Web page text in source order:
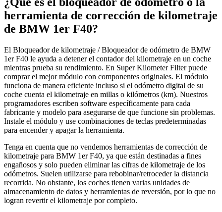
herramienta de corrección de kilometraje
de BMW 1er F40?
El Bloqueador de kilometraje / Bloqueador de odómetro de BMW
1er F40 le ayuda a detener el contador del kilometraje en un coche
mientras prueba su rendimiento. En Super Kilometer Filter puede
comprar el mejor módulo con componentes originales. El módulo
funciona de manera eficiente incluso si el odómetro digital de su
coche cuenta el kilometraje en millas o kilómetros (km). Nuestros
programadores escriben software específicamente para cada
fabricante y modelo para asegurarse de que funcione sin problemas.
Instale el módulo y use combinaciones de teclas predeterminadas
para encender y apagar la herramienta.
Tenga en cuenta que no vendemos herramientas de corrección de
kilometraje para BMW 1er F40, ya que están destinadas a fines
engañosos y solo pueden eliminar las cifras de kilometraje de los
odómetros. Suelen utilizarse para rebobinar/retroceder la distancia
recorrida. No obstante, los coches tienen varias unidades de
almacenamiento de datos y herramientas de reversión, por lo que no
logran revertir el kilometraje por completo.